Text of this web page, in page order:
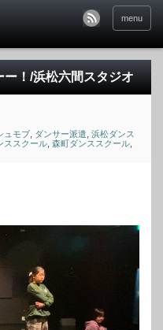
menu
！/浜松六間スタジオ
ュモブ ダンサー派遣 浜松ダンス
ススクール 森町ダンススクール